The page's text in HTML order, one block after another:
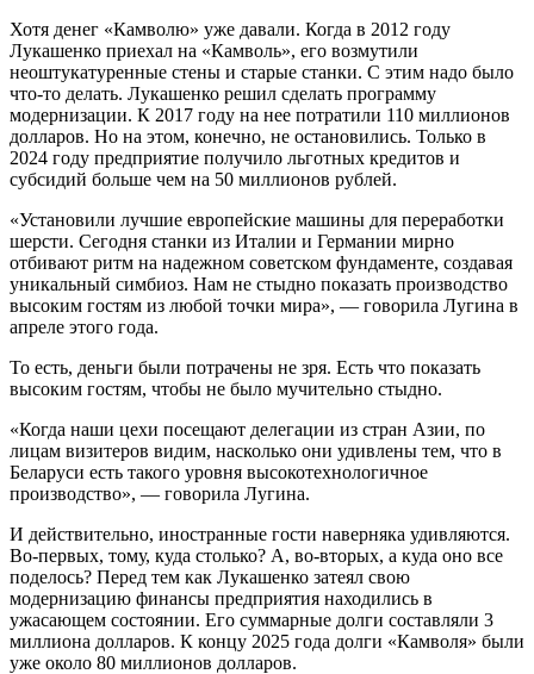
Хотя денег «Камволю» уже давали. Когда в 2012 году
Лукашенко приехал на «Камволь», его возмутили
неоштукатуренные стены и старые станки. С этим надо было
что-то делать. Лукашенко решил сделать программу
модернизации. К 2017 году на нее потратили 110 миллионов
долларов. Но на этом, конечно, не остановились. Только в
2024 году предприятие получило льготных кредитов и
субсидий больше чем на 50 миллионов рублей.
«Установили лучшие европейские машины для переработки
шерсти. Сегодня станки из Италии и Германии мирно
отбивают ритм на надежном советском фундаменте, создавая
уникальный симбиоз. Нам не стыдно показать производство
высоким гостям из любой точки мира», — говорила Лугина в
апреле этого года.
То есть, деньги были потрачены не зря. Есть что показать
высоким гостям, чтобы не было мучительно стыдно.
«Когда наши цехи посещают делегации из стран Азии, по
лицам визитеров видим, насколько они удивлены тем, что в
Беларуси есть такого уровня высокотехнологичное
производство», — говорила Лугина.
И действительно, иностранные гости наверняка удивляются.
Во-первых, тому, куда столько? А, во-вторых, а куда оно все
поделось? Перед тем как Лукашенко затеял свою
модернизацию финансы предприятия находились в
ужасающем состоянии. Его суммарные долги составляли 3
миллиона долларов. К концу 2025 года долги «Камволя» были
уже около 80 миллионов долларов.